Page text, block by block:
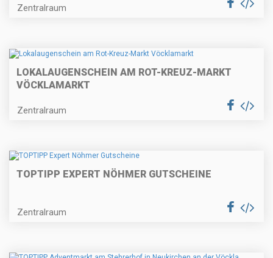
Zentralraum
LOKALAUGENSCHEIN AM ROT-KREUZ-MARKT
VÖCKLAMARKT
Zentralraum
TOPTIPP EXPERT NÖHMER GUTSCHEINE
Zentralraum